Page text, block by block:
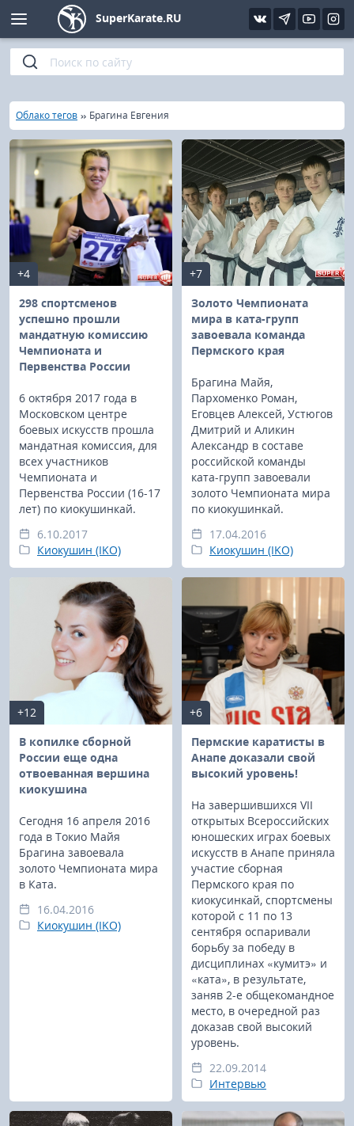
SuperKarate.RU
Главная
»
Облако тегов » Брагина Евгения
+4
298 спортсменов
успешно прошли
мандатную комиссию
Чемпионата и
Первенства России
6 октября 2017 года в
Московском центре
боевых искусств прошла
мандатная комиссия, для
всех участников
Чемпионата и
Первенства России (16-17
лет) по киокушинкай.
6.10.2017
Киокушин (IKO)
+7
Золото Чемпионата
мира в ката-групп
завоевала команда
Пермского края
Брагина Майя,
Пархоменко Роман,
Еговцев Алексей, Устюгов
Дмитрий и Аликин
Александр в составе
российской команды
ката-групп завоевали
золото Чемпионата мира
по киокушинкай.
17.04.2016
Киокушин (IKO)
+12
В копилке сборной
России еще одна
отвоеванная вершина
киокушина
Сегодня 16 апреля 2016
года в Токио Майя
Брагина завоевала
золото Чемпионата мира
в Ката.
16.04.2016
Киокушин (IKO)
+6
Пермские каратисты в
Анапе доказали свой
высокий уровень!
На завершившихся VII
открытых Всероссийских
юношеских играх боевых
искусств в Анапе приняла
участие сборная
Пермского края по
киокусинкай, спортсмены
которой с 11 по 13
сентября оспаривали
борьбу за победу в
дисциплинах «кумитэ» и
«ката», в результате,
заняв 2-е общекомандное
место, в очередной раз
доказав свой высокий
уровень.
22.09.2014
Интервью
Киокушинкай
Кёкусин (IFK)
Шинкиокушинкай
Кекусин-кан
Кикбоксинг и K-1
Бокс
UFC и MMA
Муай тай
Фото
Видео
Интервью
Статьи
Уроки каратэ
Файлы
Библиотека